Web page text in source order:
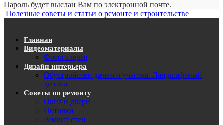
Пароль будет выслан Вам по электронной почте.
Полезные советы и статьи о ремонте и строительстве
Главная
Видеоматериалы
Фотогалерея
Дизайн интерьера
Обустройство дачного участка. Ландшафтный
дизайн
Советы по ремонту
Окна и двери
Потолки
Ремонт стен